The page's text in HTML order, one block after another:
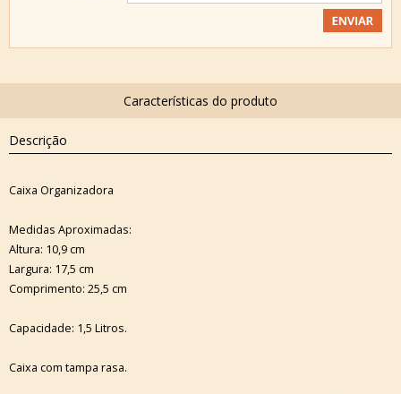
Descrição
Caixa Organizadora
Medidas Aproximadas:
Altura: 10,9 cm
Largura: 17,5 cm
Comprimento: 25,5 cm
Capacidade: 1,5 Litros.
Caixa com tampa rasa.